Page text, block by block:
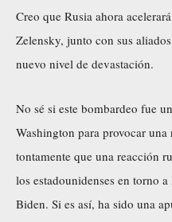
Creo que Rusia ahora
Zelensky, junto con sus
nuevo nivel de devastación.
No sé si este bombardeo fue
Washington para provocar
tontamente que una reacción
los estadounidenses en torno
Biden. Si es así, ha sido una